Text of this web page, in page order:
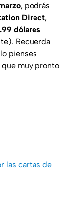
, podrás
Direct,
dólares
Recuerda
pienses
muy pronto
las cartas de